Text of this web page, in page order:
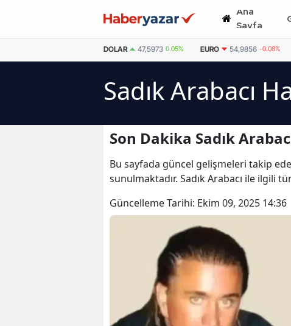
Ana
Sayfa
DOLAR 47,5973 0.05% EURO 54,9856 -0.08%
Sadık Arabacı
Son Dakika Sadık
Bu sayfada güncel gelişmeleri takip
sunulmaktadır. Sadık Arabacı ile ilgili
Güncelleme Tarihi: Ekim 09, 2025 14:36